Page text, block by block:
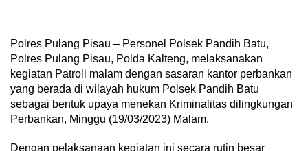
Polres Pulang Pisau – Personel Polsek Pandih Batu,
Polres Pulang Pisau, Polda Kalteng, melaksanakan
kegiatan Patroli malam dengan sasaran kantor perbankan
yang berada di wilayah hukum Polsek Pandih Batu
sebagai bentuk upaya menekan Kriminalitas dilingkungan
Perbankan, Minggu (19/03/2023) Malam.
Dengan pelaksanaan kegiatan ini secara rutin besar